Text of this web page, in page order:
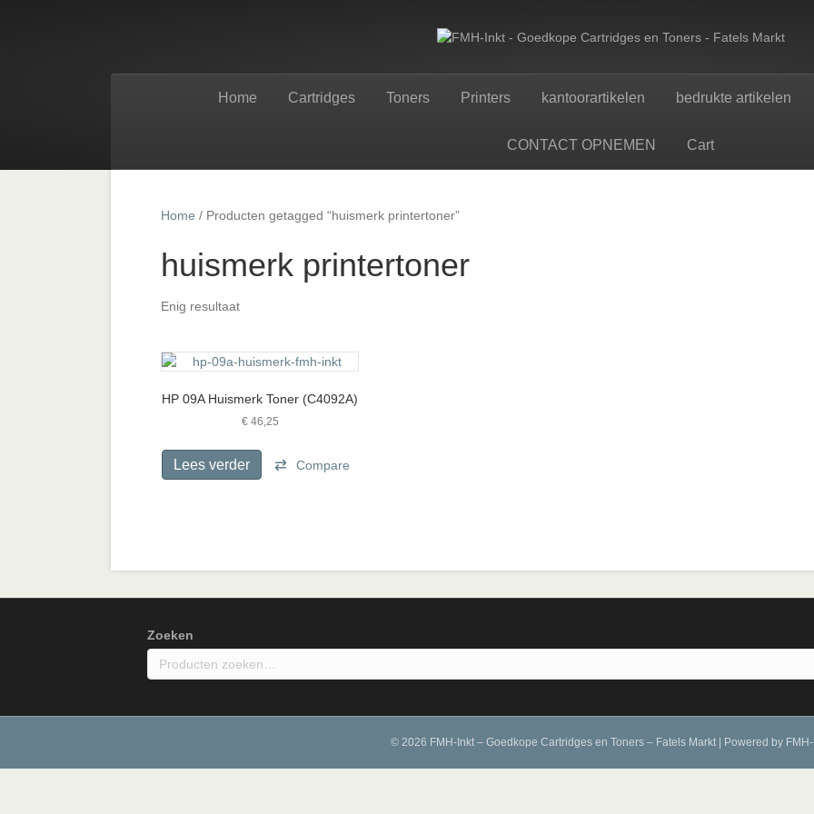
Home Cartridges Toners Printers kantoorartikelen bedrukte artikelen
CONTACT OPNEMEN Cart
Home / Producten getagged “huismerk printertoner”
huismerk printertoner
Enig resultaat
HP 09A Huismerk Toner (C4092A)
€46,25
Lees verder Compare
Zoeken
© 2026 FMH-Inkt – Goedkope Cartridges en Toners – Fatels Markt Powered by